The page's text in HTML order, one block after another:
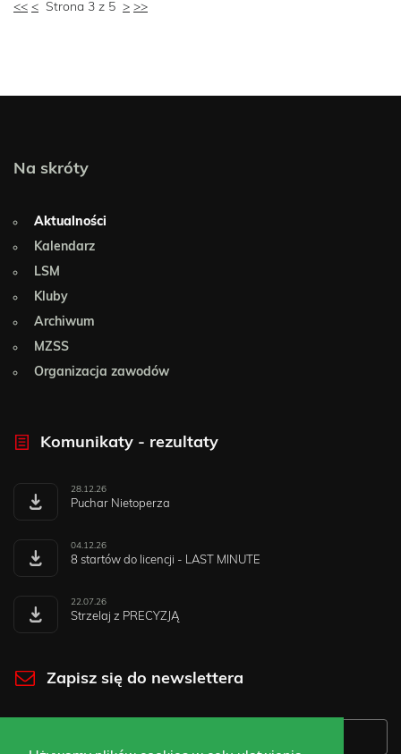
<< < Strona 3 z 5 > >>
Na skróty
Aktualności
Kalendarz
LSM
Kluby
Archiwum
MZSS
Organizacja zawodów
Komunikaty - rezultaty
28.12.26
Puchar Nietoperza
04.12.26
8 startów do licencji - LAST MINUTE
22.07.26
Strzelaj z PRECYZJĄ
Zapisz się do newslettera